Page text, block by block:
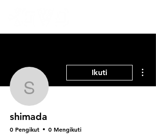
shimada
Ikuti
shimada
0 Pengikut 0 Mengikuti